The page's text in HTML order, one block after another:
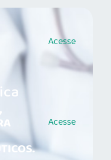
Acesse
Acesse